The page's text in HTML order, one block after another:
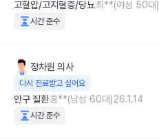
고혈압/고지혈증/당뇨최**(여성 50대)
시간 준수
정차원 의사
다시 진료받고 싶어요
안구 질환홍**(남성 60대)26.1.14
시간 준수